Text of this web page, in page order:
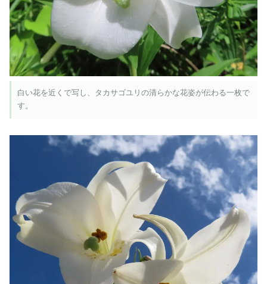
白い花を近くで写し、タカサゴユリの清らかな花姿が伝わる一枚で
す。